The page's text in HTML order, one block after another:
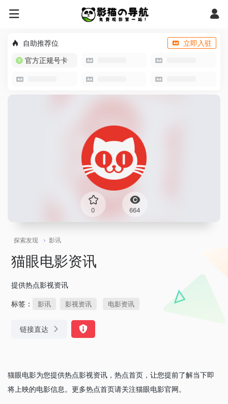
自助推荐位
立即入驻
官方正规号卡
0 664
探索发现 影讯
猫眼电影资讯
提供热点影视资讯
标签： 影讯 影视资讯 电影资讯
链接直达
猫眼电影为您提供热点影视资讯，热点首页，让您提前了解当下即
将上映的电影信息。更多热点首页请关注猫眼电影官网。